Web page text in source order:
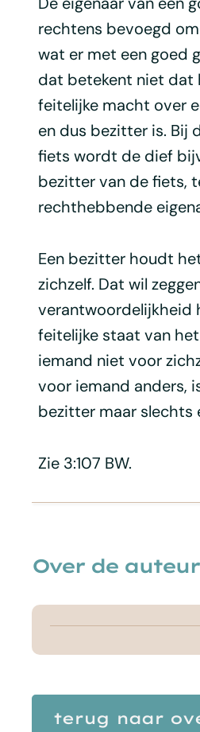
rechtens bevoegd
wat er met een goed
dat betekent niet dat
feitelijke macht over
en dus bezitter is. Bij
fiets wordt de dief
bezitter van de fiets,
rechthebbende
Een bezitter houdt
zichzelf. Dat wil
verantwoordelijkheid
feitelijke staat van
iemand niet voor
voor iemand anders,
bezitter maar slechts
Zie 3:107 BW.
Over de auteur
terug naar